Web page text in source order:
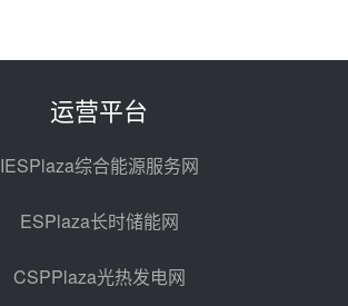
100MW光工程性能试验采购
光热示范电站二列蒸汽发生器设备
亚核阀业中标天山北麓100MW光
热发电工程EPC总承包项目熔盐截
止阀、熔盐三偏心蝶阀采购
08-05 17:15
运营平台
IESPlaza综合能源服务网
ESPlaza长时储能网
CSPPlaza光热发电网